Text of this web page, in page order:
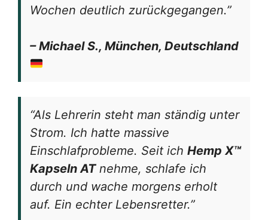
Wochen deutlich zurückgegangen.”
– Michael S., München, Deutschland
“Als Lehrerin steht man ständig unter
Strom. Ich hatte massive
Einschlafprobleme. Seit ich Hemp X™
Kapseln ATnehme, schlafe ich
durch und wache morgens erholt
auf. Ein echter Lebensretter.”